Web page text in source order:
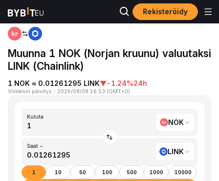
Rekisteröidy
Koti NOK to LINK
Muunna 1 NOK (Norjan kruunu) valuutaksi
LINK (Chainlink)
1 NOK ≈ 0.01261295 LINK▼-1.24%24h
Viimeisin päivitys ： 2026/08/08 16:53 (GMT+0)
Kuluta
NOK
Saat ~
LINK
1 10 50 100 500 1000 10000